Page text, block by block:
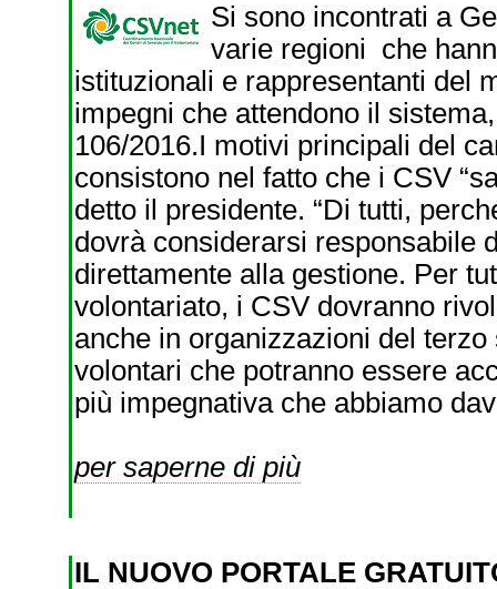
Si sono incontrati a
varie regioni che
istituzionali e rappresentanti del
impegni che attendono il
106/2016.I motivi principali del
consistono nel fatto che i CSV
detto il presidente. “Di tutti,
dovrà considerarsi responsabile
direttamente alla gestione. Per
volontariato, i CSV dovranno
anche in organizzazioni del
volontari che potranno essere
più impegnativa che abbiamo
per saperne di più
IL NUOVO PORTALE